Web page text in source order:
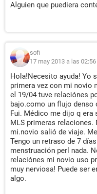
Alguien que puediera
sofi
17 may 2013 a las 02:56
Hola!Necesito ayuda! Yo
primera vez con mi novio
el 19/04 tuve relaciónes
bajo.como un flujo denso
Fui. Médico me dijo q era
MLS primeras
mi.novio salió de viaje.
Tengo un retraso de 7
menstruación perl nada.
relaciónes mi novio uso
muy nerviosa! Puede ser
algo.